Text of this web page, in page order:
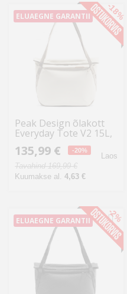
Peak Design õlakott
Everyday Tote V2 15L,
bone
135,99 € -20%
Tavahind 169,99 €
Kuumakse al. 4,63 €
Laos
ELUAEGNE GARANTII -18%
ELUAEGNE GARANTII -2%
&
Sport
&
hobi
Auto